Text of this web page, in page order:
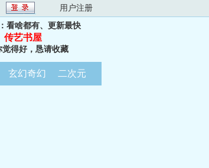
用户注册
看啥都有、更新最快
传艺书屋
觉得好，恳请收藏
玄幻奇幻 二次元